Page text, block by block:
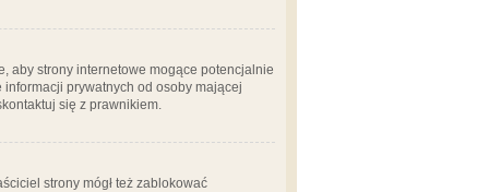
aby strony internetowe mogące potencjalnie
prywatnych od osoby mającej
się z prawnikiem.
strony mógł też zablokować